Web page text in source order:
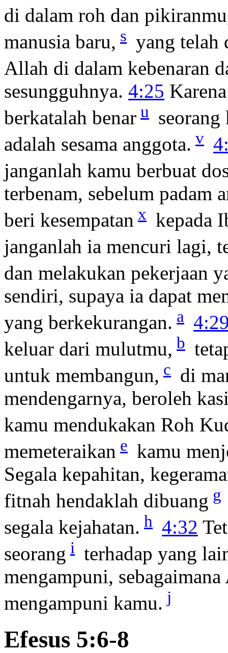
di dalam roh dan
manusia baru, s yang telah
Allah di dalam kebenaran
sesungguhnya. 4:25
berkatalah benar u
adalah sesama anggota. v
janganlah kamu berbuat
terbenam, sebelum padam
beri kesempatan x kepada
janganlah ia mencuri lagi,
dan melakukan pekerjaan
sendiri, supaya ia dapat
yang berkekurangan. a
keluar dari mulutmu, b
untuk membangun, c di
mendengarnya, beroleh
kamu mendukakan Roh
memeteraikan e kamu
Segala kepahitan,
fitnah hendaklah dibuang g
segala kejahatan. h 4:32
seorang i terhadap yang
mengampuni,
mengampuni kamu. j
Efesus 5:6-8